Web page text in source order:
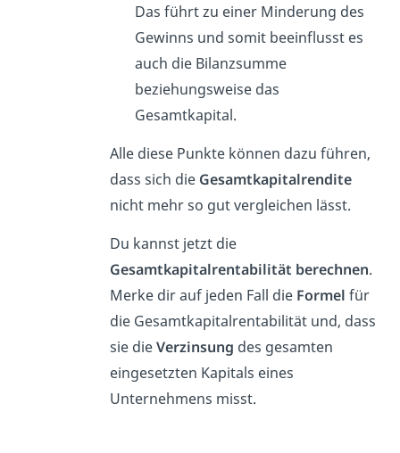
Das führt zu einer Minderung des
Gewinns und somit beeinflusst es
auch die Bilanzsumme
beziehungsweise das
Gesamtkapital.
Alle diese Punkte können dazu führen,
dass sich die Gesamtkapitalrendite
nicht mehr so gut vergleichen lässt.
Du kannst jetzt die
Gesamtkapitalrentabilität berechnen.
Merke dir auf jeden Fall die Formel für
die Gesamtkapitalrentabilität und, dass
sie dieVerzinsung des gesamten
eingesetzten Kapitals eines
Unternehmens misst.